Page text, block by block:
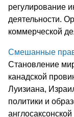
регулирование
деятельности.
коммерческой
Смешанные
Становление
канадской
Луизиана,
политики и